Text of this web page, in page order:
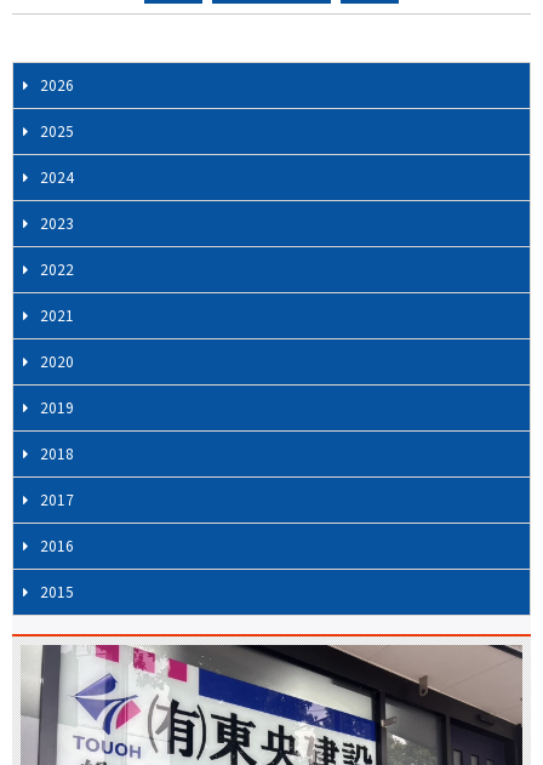
ー
ナ
ビ
ゲ
ー
シ
ョ
ン
2026
2025
2024
2023
2022
2021
2020
2019
2018
2017
2016
2015